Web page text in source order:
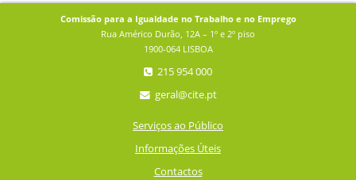
Comissão para a Igualdade no Trabalho e no Emprego
Rua Américo Durão, 12A – 1º e 2º piso
1900-064 LISBOA
215 954 000
geral@cite.pt
Serviços ao Público
Informações Úteis
Contactos